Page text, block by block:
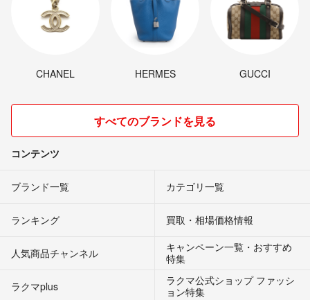
CHANEL HERMES GUCCI
すべてのブランドを見る
コンテンツ
ブランド一覧 カテゴリ一覧
ランキング 買取・相場価格情報
人気商品チャンネル
キャンペーン一覧・おすすめ
特集
ラクマplus
ラクマ公式ショップ ファッシ
ョン特集